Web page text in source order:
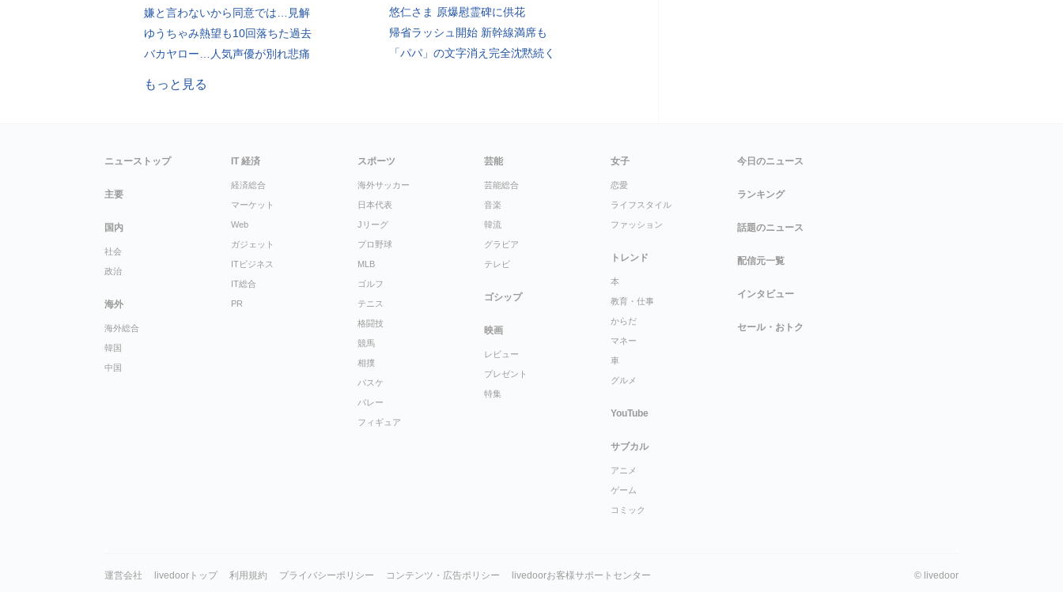
嫌と言わないから同意では…見解
ゆうちゃみ熱望も10回落ちた過去
バカヤロー…人気声優が別れ悲痛
悠仁さま 原爆慰霊碑に供花
帰省ラッシュ開始 新幹線満席も
「パパ」の文字消え完全沈黙続く
もっと見る
ニューストップ
主要
国内
社会
政治
海外
海外総合
韓国
中国
IT 経済
経済総合
マーケット
Web
ガジェット
ITビジネス
IT総合
PR
スポーツ
海外サッカー
日本代表
Jリーグ
プロ野球
MLB
ゴルフ
テニス
格闘技
競馬
相撲
バスケ
バレー
フィギュア
芸能
芸能総合
音楽
韓流
グラビア
テレビ
ゴシップ
映画
レビュー
プレゼント
特集
女子
恋愛
ライフスタイル
ファッション
トレンド
本
教育・仕事
からだ
マネー
車
グルメ
YouTube
サブカル
アニメ
ゲーム
コミック
今日のニュース
ランキング
話題のニュース
配信元一覧
インタビュー
セール・おトク
運営会社 livedoorトップ 利用規約 プライバシーポリシー コンテンツ・広告ポリシー livedoorお客様サポートセンター © livedoor